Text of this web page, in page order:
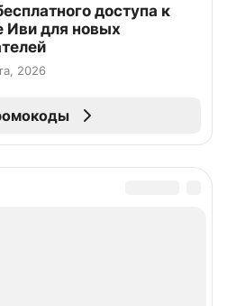
доступа к
Иви для новых
2026